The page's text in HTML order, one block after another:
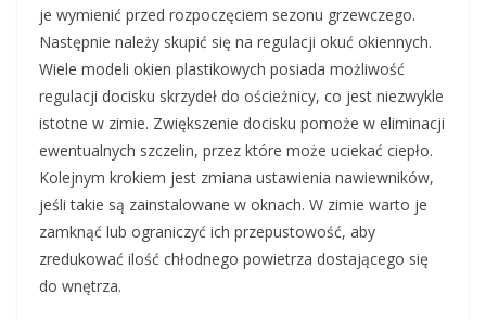
je wymienić przed rozpoczęciem sezonu grzewczego.
Następnie należy skupić się na regulacji okuć okiennych.
Wiele modeli okien plastikowych posiada możliwość
regulacji docisku skrzydeł do ościeżnicy, co jest niezwykle
istotne w zimie. Zwiększenie docisku pomoże w eliminacji
ewentualnych szczelin, przez które może uciekać ciepło.
Kolejnym krokiem jest zmiana ustawienia nawiewników,
jeśli takie są zainstalowane w oknach. W zimie warto je
zamknąć lub ograniczyć ich przepustowość, aby
zredukować ilość chłodnego powietrza dostającego się
do wnętrza.